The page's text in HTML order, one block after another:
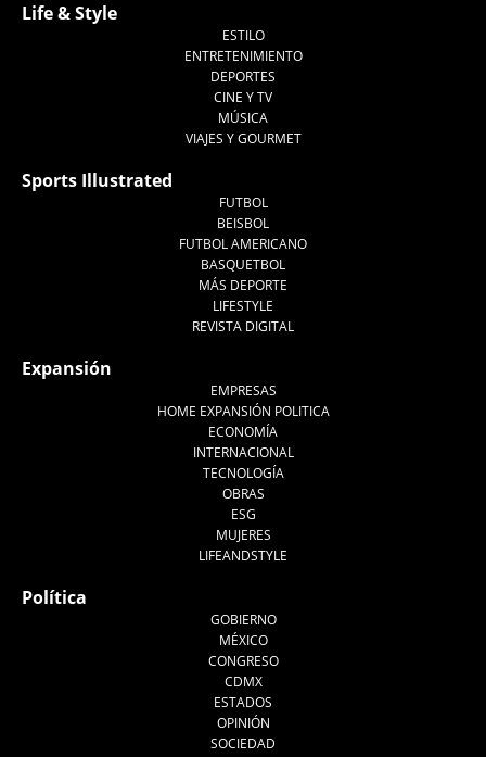
Life & Style
ESTILO
ENTRETENIMIENTO
DEPORTES
CINE Y TV
MÚSICA
VIAJES Y GOURMET
Sports Illustrated
FUTBOL
BEISBOL
FUTBOL AMERICANO
BASQUETBOL
MÁS DEPORTE
LIFESTYLE
REVISTA DIGITAL
Expansión
EMPRESAS
HOME EXPANSIÓN POLITICA
ECONOMÍA
INTERNACIONAL
TECNOLOGÍA
OBRAS
ESG
MUJERES
LIFEANDSTYLE
Política
GOBIERNO
MÉXICO
CONGRESO
CDMX
ESTADOS
OPINIÓN
SOCIEDAD